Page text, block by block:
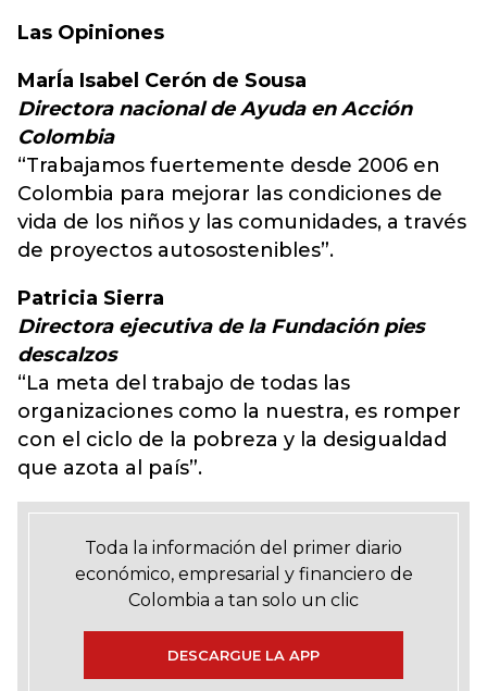
Las Opiniones
MarÍa Isabel Cerón de Sousa
Directora nacional de Ayuda en Acción
Colombia
“Trabajamos fuertemente desde 2006 en
Colombia para mejorar las condiciones de
vida de los niños y las comunidades, a través
de proyectos autosostenibles”.
Patricia Sierra
Directora ejecutiva de la Fundación pies
descalzos
“La meta del trabajo de todas las
organizaciones como la nuestra, es romper
con el ciclo de la pobreza y la desigualdad
que azota al país”.
Toda la información del primer diario
económico, empresarial y financiero de
Colombia a tan solo un clic
DESCARGUE LA APP